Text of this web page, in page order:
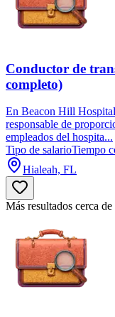
Conductor de
completo)
En Beacon Hill
responsable de
empleados del hospita...
Tipo de salarioTiempo
Hialeah, FL
Más resultados cerca